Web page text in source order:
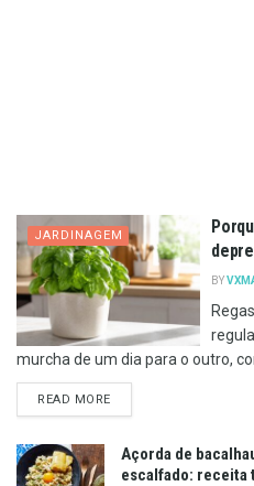
JARDINAGEM
BY
murcha de um dia para o outro,
READ MOREDETAILS
Açorda de
escalfado: receita